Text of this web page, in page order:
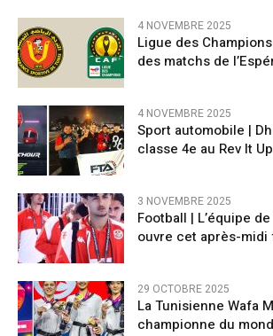
4 NOVEMBRE 2025
Ligue des
des matchs de
4 NOVEMBRE 2025
Sport automobile |
classe 4e au Rev It
3 NOVEMBRE 2025
Football | L’équipe
ouvre cet après-midi
29 OCTOBRE 2025
La Tunisienne Wafa
championne du